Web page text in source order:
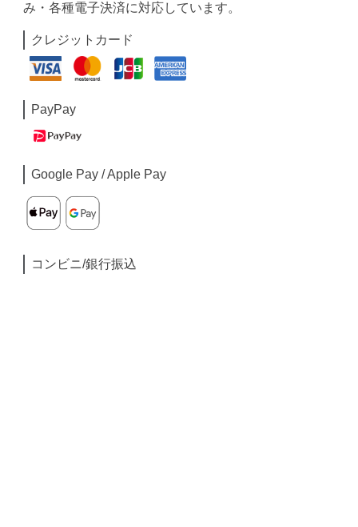
み・各種電子決済に対応しています。
クレジットカード
PayPay
Google Pay / Apple Pay
コンビニ/銀行振込